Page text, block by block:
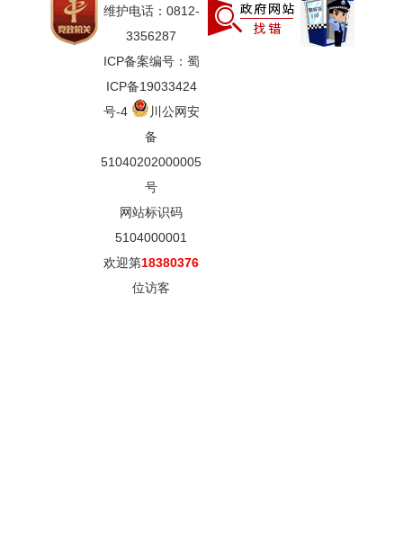
维护电话：0812-
3356287
ICP备案编号：蜀
ICP备19033424
号-4
川公网安
备
51040202000005
号
网站标识码
5104000001
欢迎第18380376
位访客